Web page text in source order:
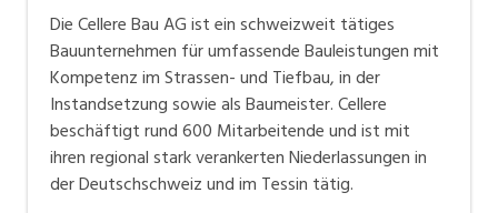
Marketing, Kommunikation, Medien, Druck
Mechanik, Elektronik, Optik, Textil (Fertigung)
Medizin, Gesundheitswesen, Pflege
Sicherheit, Rettung, Polizei, Zoll
Verkauf, Handel, Kundenberatung,
Die Cellere Bau AG ist ein schweizweit tätiges
Bauunternehmen für umfassende Bauleistungen mit
Kompetenz im Strassen- und Tiefbau, in der
Instandsetzung sowie als Baumeister. Cellere
beschäftigt rund 600 Mitarbeitende und ist mit
ihren regional stark verankerten Niederlassungen in
der Deutschschweiz und im Tessin tätig.